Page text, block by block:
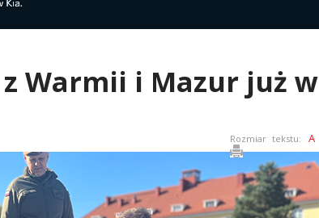
Warmii i Mazur już w
Rozmiar tekstu: A